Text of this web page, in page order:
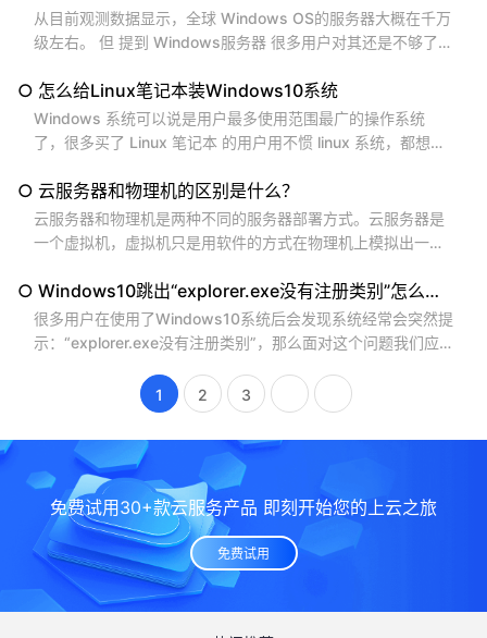
以下步骤进行操作： 1. 按 Win + E...
从目前观测数据显示，全球 Windows OS的服务器大概在千万
级左右。 但 提到 Windows服务器 很多用户对其还是不够了
础知识， 希望 有助于您理解和使用 Windows服务器操作系
统： 1. Windows Server 操作系统：...
○ 怎么给Linux笔记本装Windows10系统
Windows 系统可以说是用户最多使用范围最广的操作系统
了，很多买了 Linux 笔记本 的用户用不惯 linux 系统，都想要
要 根据 117 数据 （ www.117w.com ）为您整理的 以下几个
步骤 操作，就可以了。...
○ 云服务器和物理机的区别是什么？
云服务器和物理机是两种不同的服务器部署方式。云服务器是
一个虚拟机，虚拟机只是用软件的方式在物理机上模拟出一个
理机的影响。但从成本上来看，云服务器的价格相对于物理机
（独立服务器）来说要便宜很多，一个月也就几十元到百元 ，
年付的话几百元到千元不等，用户还可以根据自己的需要灵活
○ Windows10跳出“explorer.exe没有注册类别”怎么办？
很多用户在使用了Windows10系统后会发现系统经常会突然提
示：“explorer.exe没有注册类别”，那么面对这个问题我们应
备的解决方法，希望对大家有所帮助。 1.输入快捷键【WIN+
R】打开运行窗口，然后输入【services.msc】后按回车键。
（如下图所示）...
1 2 3
免费试用30+款云服务产品 即刻开始您的上云之旅
免费试用